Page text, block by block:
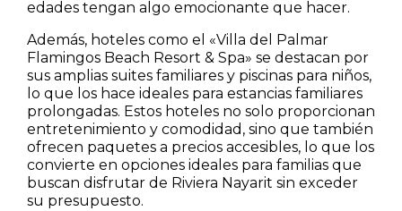
edades tengan algo emocionante que hacer.
Además, hoteles como el «Villa del Palmar
Flamingos Beach Resort & Spa» se destacan por
sus amplias suites familiares y piscinas para niños,
lo que los hace ideales para estancias familiares
prolongadas. Estos hoteles no solo proporcionan
entretenimiento y comodidad, sino que también
ofrecen paquetes a precios accesibles, lo que los
convierte en opciones ideales para familias que
buscan disfrutar de Riviera Nayarit sin exceder
su presupuesto.